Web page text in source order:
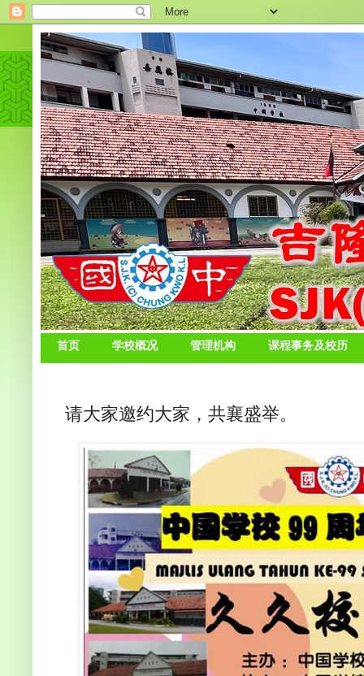
首页 学校概况 管理机构 课程事务及校历
请大家邀约大家，共襄盛举。